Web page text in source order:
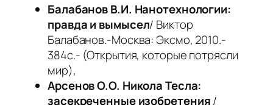
Балабанов В.И. Нанотехнологии:
правда и вымысел/ Виктор
Балабанов.-Москва: Эксмо, 2010.-
384с.- (Открытия, которые потрясли
мир),
Арсенов О.О. Никола Тесла:
засекреченные изобретения/